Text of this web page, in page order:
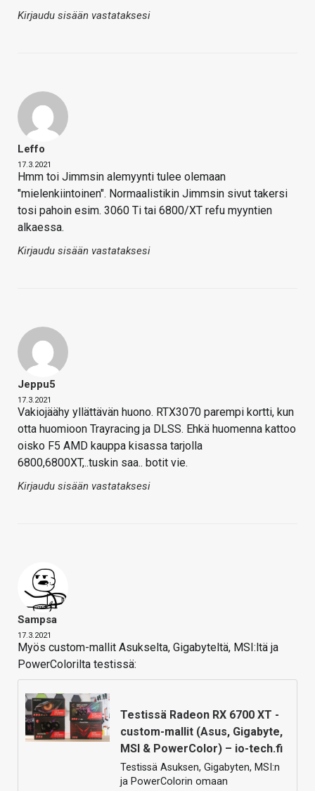
Kirjaudu sisään vastataksesi
Leffo
17.3.2021
Hmm toi Jimmsin alemyynti tulee olemaan
"mielenkiintoinen". Normaalistikin Jimmsin sivut takersi
tosi pahoin esim. 3060 Ti tai 6800/XT refu myyntien
alkaessa.
Kirjaudu sisään vastataksesi
Jeppu5
17.3.2021
Vakiojäähy yllättävän huono. RTX3070 parempi kortti, kun
otta huomioon Trayracing ja DLSS. Ehkä huomenna kattoo
oisko F5 AMD kauppa kisassa tarjolla
6800,6800XT,..tuskin saa.. botit vie.
Kirjaudu sisään vastataksesi
Sampsa
17.3.2021
Myös custom-mallit Asukselta, Gigabyteltä, MSI:ltä ja
PowerColorilta testissä:
Testissä Radeon RX 6700 XT -
custom-mallit (Asus, Gigabyte,
MSI & PowerColor) – io-tech.fi
Testissä Asuksen, Gigabyten, MSI:n
ja PowerColorin omaan